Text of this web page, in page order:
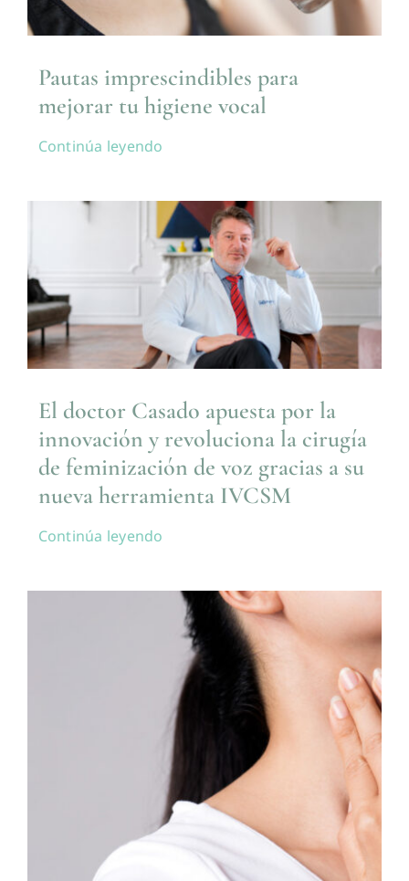
Pautas imprescindibles para
mejorar tu higiene vocal
Continúa leyendo
El doctor Casado apuesta por la
innovación y revoluciona la cirugía
de feminización de voz gracias a su
nueva herramienta IVCSM
Continúa leyendo